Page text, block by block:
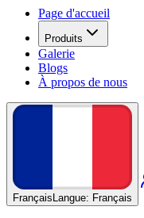
Page d'accueil
Produits
Galerie
Blogs
À propos de nous
Français Langue: Français